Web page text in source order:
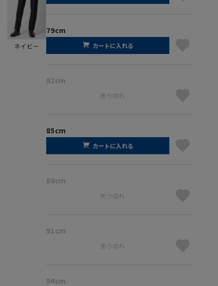
ネイビー
79cm
カートに入れる
82cm
売り切れ
85cm
カートに入れる
88cm
売り切れ
91cm
売り切れ
94cm